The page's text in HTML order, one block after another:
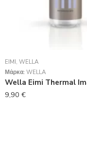
EIMI, WELLA
Μάρκα: WELLA
Wella Eimi Thermal
9,90 €